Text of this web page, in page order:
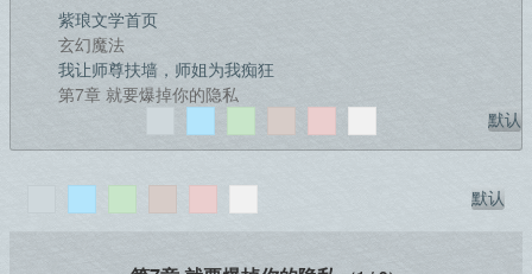
紫琅文学首页
玄幻魔法
我让师尊扶墙，师姐为我痴狂
第7章 就要爆掉你的隐私
默认
默认